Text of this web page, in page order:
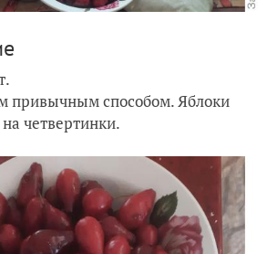
привычным способом. Яблоки
четвертинки.